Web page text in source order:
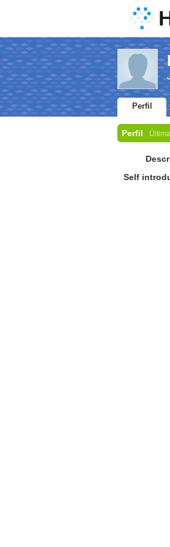
Perfil
Perfil
Self